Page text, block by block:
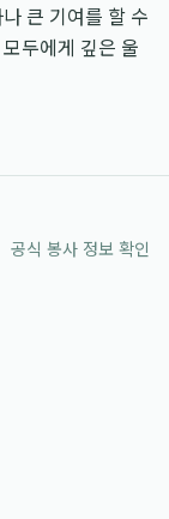
큰 기여를 할 수
두에게 깊은 울
공식 봉사 정보 확인